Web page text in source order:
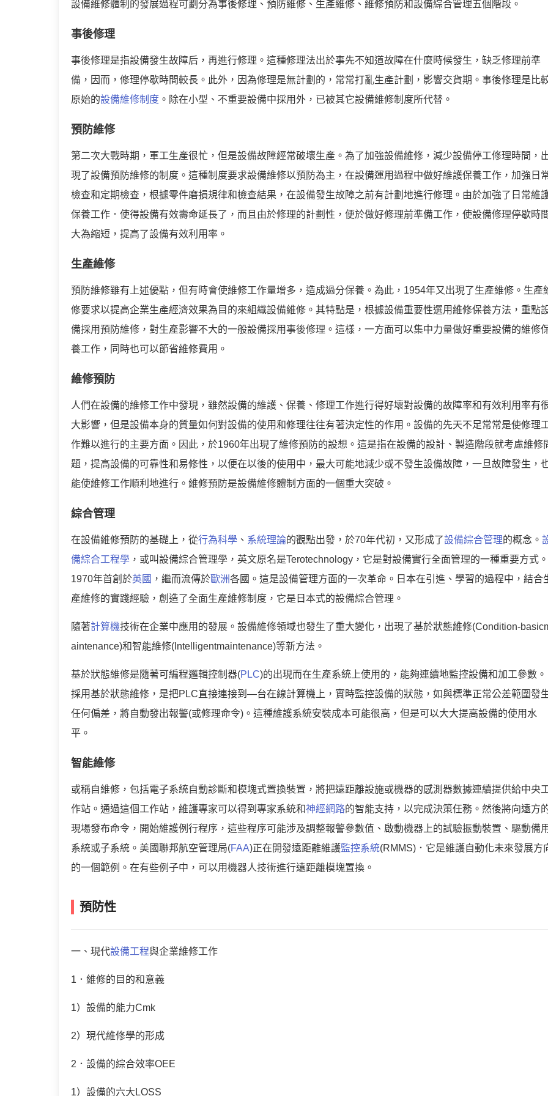
設備維修體制的發展過程可劃分為事後修理、預防維修、生產維修、維修預防和設備綜合管理五個階段。
事後修理
事後修理是指設備發生故障后，再進行修理。這種修理法出於事先不知道故障在什麼時候發生，缺乏修理前準
備，因而，修理停歇時間較長。此外，因為修理是無計劃的，常常打亂生產計劃，影響交貨期。事後修理是比
原始的設備維修制度 。除在小型、不重要設備中採用外，已被其它設備維修制度所代替。
預防維修
第二次大戰時期，軍工生產很忙，但是設備故障經常破壞生產。為了加強設備維修，減少設備停工修理時間，
現了設備預防維修的制度。這種制度要求設備維修以預防為主，在設備運用過程中做好維護保養工作，加強日
檢查和定期檢查，根據零件磨損規律和檢查結果，在設備發生故障之前有計劃地進行修理。由於加強了日常維
保養工作．使得設備有效壽命延長了，而且由於修理的計劃性，便於做好修理前準備工作，使設備修理停歇時
大為縮短，提高了設備有效利用率。
生產維修
預防維修雖有上述優點，但有時會使維修工作量增多，造成過分保養。為此，1954年又出現了生產維修。生產
修要求以提高企業生產經濟效果為目的來組織設備維修。其特點是，根據設備重要性選用維修保養方法，重點
備採用預防維修，對生產影響不大的一般設備採用事後修理。這樣，一方面可以集中力量做好重要設備的維修
養工作，同時也可以節省維修費用。
維修預防
人們在設備的維修工作中發現，雖然設備的維護、保養、修理工作進行得好壞對設備的故障率和有效利用率有
大影響，但是設備本身的質量如何對設備的使用和修理往往有著決定性的作用。設備的先天不足常常是使修理
作難以進行的主要方面。因此，於1960年出現了維修預防的設想。這是指在設備的設計、製造階段就考慮維修
題，提高設備的可靠性和易修性，以便在以後的使用中，最大可能地減少或不發生設備故障，一旦故障發生，
能使維修工作順利地進行。維修預防是設備維修體制方面的一個重大突破。
綜合管理
在設備維修預防的基礎上，從行為科學 、 系統理論的觀點出發，於70年代初，又形成了設備綜合管理的概念。
備綜合工程學 ，或叫設備綜合管理學，英文原名是Terotechnology，它是對設備實行全面管理的一種重要方式。
1970年首創於英國 ，繼而流傳於歐洲各國。這是設備管理方面的一次革命。日本在引進、學習的過程中，結合
產維修的實踐經驗，創造了全面生產維修制度，它是日本式的設備綜合管理。
隨著計算機技術在企業中應用的發展。設備維修領域也發生了重大變化，出現了基於狀態維修(Condition-
aintenance)和智能維修(Intelligentmaintenance)等新方法。
基於狀態維修是隨著可編程邏輯控制器(PLC)的出現而在生產系統上使用的，能夠連續地監控設備和加工參數。
採用基於狀態維修，是把PLC直接連接到—台在線計算機上，實時監控設備的狀態，如與標準正常公差範圍發
任何偏差，將自動發出報警(或修理命令)。這種維護系統安裝成本可能很高，但是可以大大提高設備的使用水
平。
智能維修
或稱自維修，包括電子系統自動診斷和模塊式置換裝置，將把遠距離設施或機器的感測器數據連續提供給中央
作站。通過這個工作站，維護專家可以得到專家系統和神經網路的智能支持，以完成決策任務。然後將向遠方
現場發布命令，開始維護例行程序，這些程序可能涉及調整報警參數值、啟動機器上的試驗振動裝置、驅動備
系統或子系統。美國聯邦航空管理局(FAA)正在開發遠距離維護監控系統(RMMS)．它是維護自動化未來發展方
的一個範例。在有些例子中，可以用機器人技術進行遠距離模塊置換。
預防性
一、現代設備工程與企業維修工作
1．維修的目的和意義
1）設備的能力Cmk
2）現代維修學的形成
2．設備的綜合效率OEE
1）設備的六大LOSS